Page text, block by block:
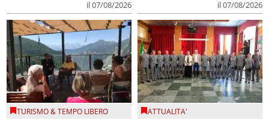
il 07/08/2026 il 07/08/2026
TURISMO & TEMPO LIBERO ATTUALITA'